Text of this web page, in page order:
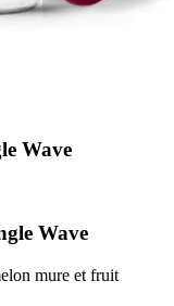
Wave
Wave
mure et fruit